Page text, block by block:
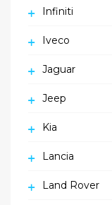
Infiniti
Iveco
Jaguar
Jeep
Kia
Lancia
Land Rover